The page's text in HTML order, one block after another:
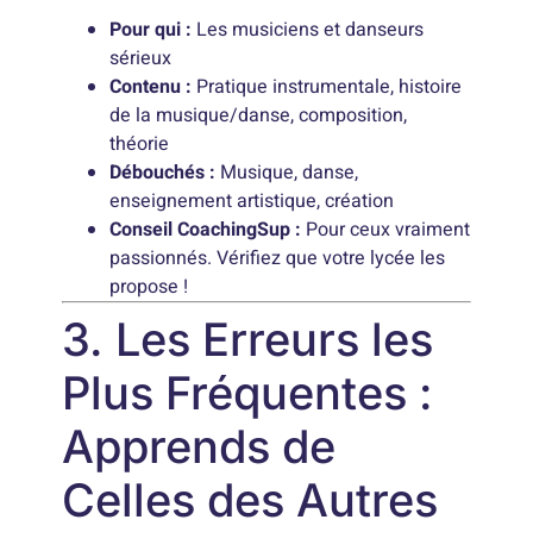
Pour qui : Les musiciens et danseurs
sérieux
Contenu : Pratique instrumentale, histoire
de la musique/danse, composition,
théorie
Débouchés : Musique, danse,
enseignement artistique, création
Conseil CoachingSup : Pour ceux vraiment
passionnés. Vérifiez que votre lycée les
propose !
3. Les Erreurs les
Plus Fréquentes :
Apprends de
Celles des Autres